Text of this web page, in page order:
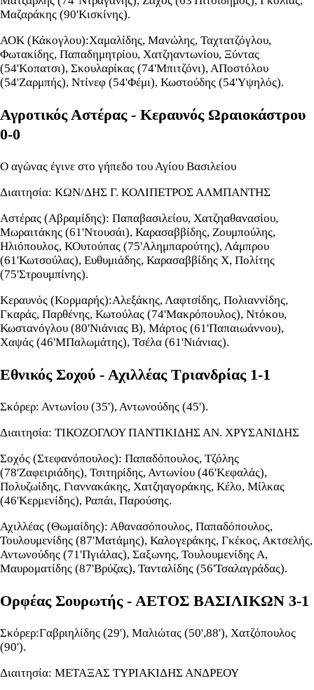
Μαζαράκης (90'Κισκίνης).
ΑΟΚ (Κάκογλου):Χαμαλίδης, Μανώλης, Ταχτατζόγλου,
Φωτακίδης, Παπαδημητρίου, Χατζηαντωνίου, Ξύντας
(54'Κοπατσι), Σκουλαρίκας (74'Μπιτζόνι), ΑΠοστόλου
(54'Ζαρμπής), Ντίνεφ (54'Φέμι), Κωστούδης (54'Υψηλός).
Αγροτικός Αστέρας - Κεραυνός Ωραιοκάστρου
0-0
O αγώνας έγινε στο γήπεδο του Αγίου Βασιλείου
Διαιτησία: ΚΩΝ/ΔΗΣ Γ. ΚΟΛΙΠΕΤΡΟΣ ΑΛΜΠΑΝΤΗΣ
Αστέρας (Αβραμίδης): Παπαβασιλείου, Χατζηαθανασίου,
Μωραιτάκης (61'Ντουσάι), Καρασαββίδης, Ζουμπούλης,
Ηλιόπουλος, ΚΟυτούπας (75'Αλημπαρούτης), Λάμπρου
(61'Κωτσούλας), Ευθυμιάδης, Καρασαββίδης Χ, Πολίτης
(75'Στρουμπίνης).
Κεραυνός (Κορμαρής):Αλεξάκης, Λαφτσίδης, Πολιαννίδης,
Γκαράς, Παρθένης, Κωτούλας (74'Μακρόπουλος), Ντόκου,
Κωστανόγλου (80'Νιάνιας Β), Μάρτος (61'Παπαιωάννου),
Χαψάς (46'ΜΠαλωμάτης), Τσέλα (61'Νιάνιας).
Εθνικός Σοχού - Αχιλλέας Τριανδρίας 1-1
Σκόρερ: Αντωνίου (35'), Αντωνούδης (45').
Διαιτησία: ΤΙΚΟΖΟΓΛΟΥ ΠΑΝΤΙΚΙΔΗΣ ΑΝ. ΧΡΥΣΑΝΙΔΗΣ
Σοχός (Στεφανόπουλος): Παπαδόπουλος, Τζόλης
(78'Ζαφειριάδης), Τσιτηρίδης, Αντωνίου (46'Κεφαλάς),
Πολυζωίδης, Γιαννακάκης, Χατζηαγοράκης, Κέλο, Μίλκας
(46'Κερμενίδης), Ραπάι, Παρούσης.
Αχιλλέας (Θωμαίδης): Αθανασόπουλος, Παπαδόπουλος,
Τουλουμενίδης (87'Ματάμης), Καλογεράκης, Γκέκος, Ακτσελής,
Αντωνούδης (71'Πγιάλας), Σαξωνης, Τουλουμενίδης Α,
Μαυροματίδης (87'Βρύζας), Τανταλίδης (56'Τσαλαγράδας).
Ορφέας Σουρωτής - ΑΕΤΟΣ ΒΑΣΙΛΙΚΩΝ 3-1
Σκόρερ:Γαβριηλίδης (29'), Μαλιώτας (50',88'), Χατζόπουλος
(90').
Διαιτησία: ΜΕΤΑΞΑΣ ΤΥΡΙΑΚΙΔΗΣ ΑΝΔΡΕΟΥ